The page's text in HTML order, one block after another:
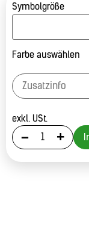
exkl. USt.
Symbolgröße
Farbe auswählen
- +